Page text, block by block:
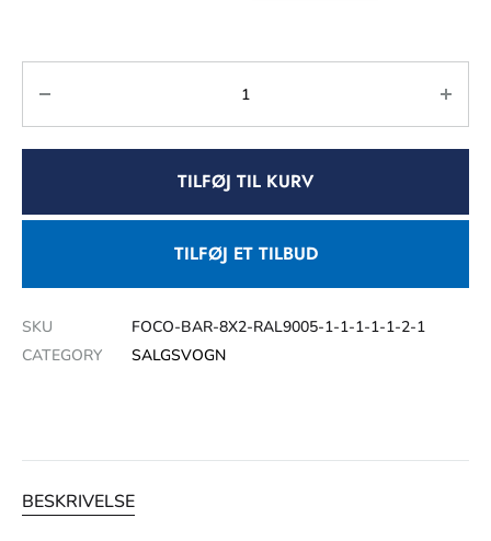
TILFØJ TIL KURV
TILFØJ ET TILBUD
SKU
FOCO-BAR-8X2-RAL9005-1-1-1-1-1-2-1
CATEGORY
SALGSVOGN
BESKRIVELSE